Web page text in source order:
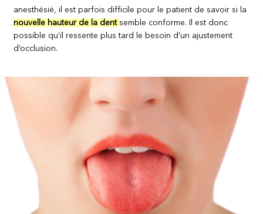
anesthésié, il est parfois difficile pour le patient de savoir si la
nouvelle hauteur de la dentsemble conforme. Il est donc
possible qu’il ressente plus tard le besoin d’un ajustement
d’occlusion.